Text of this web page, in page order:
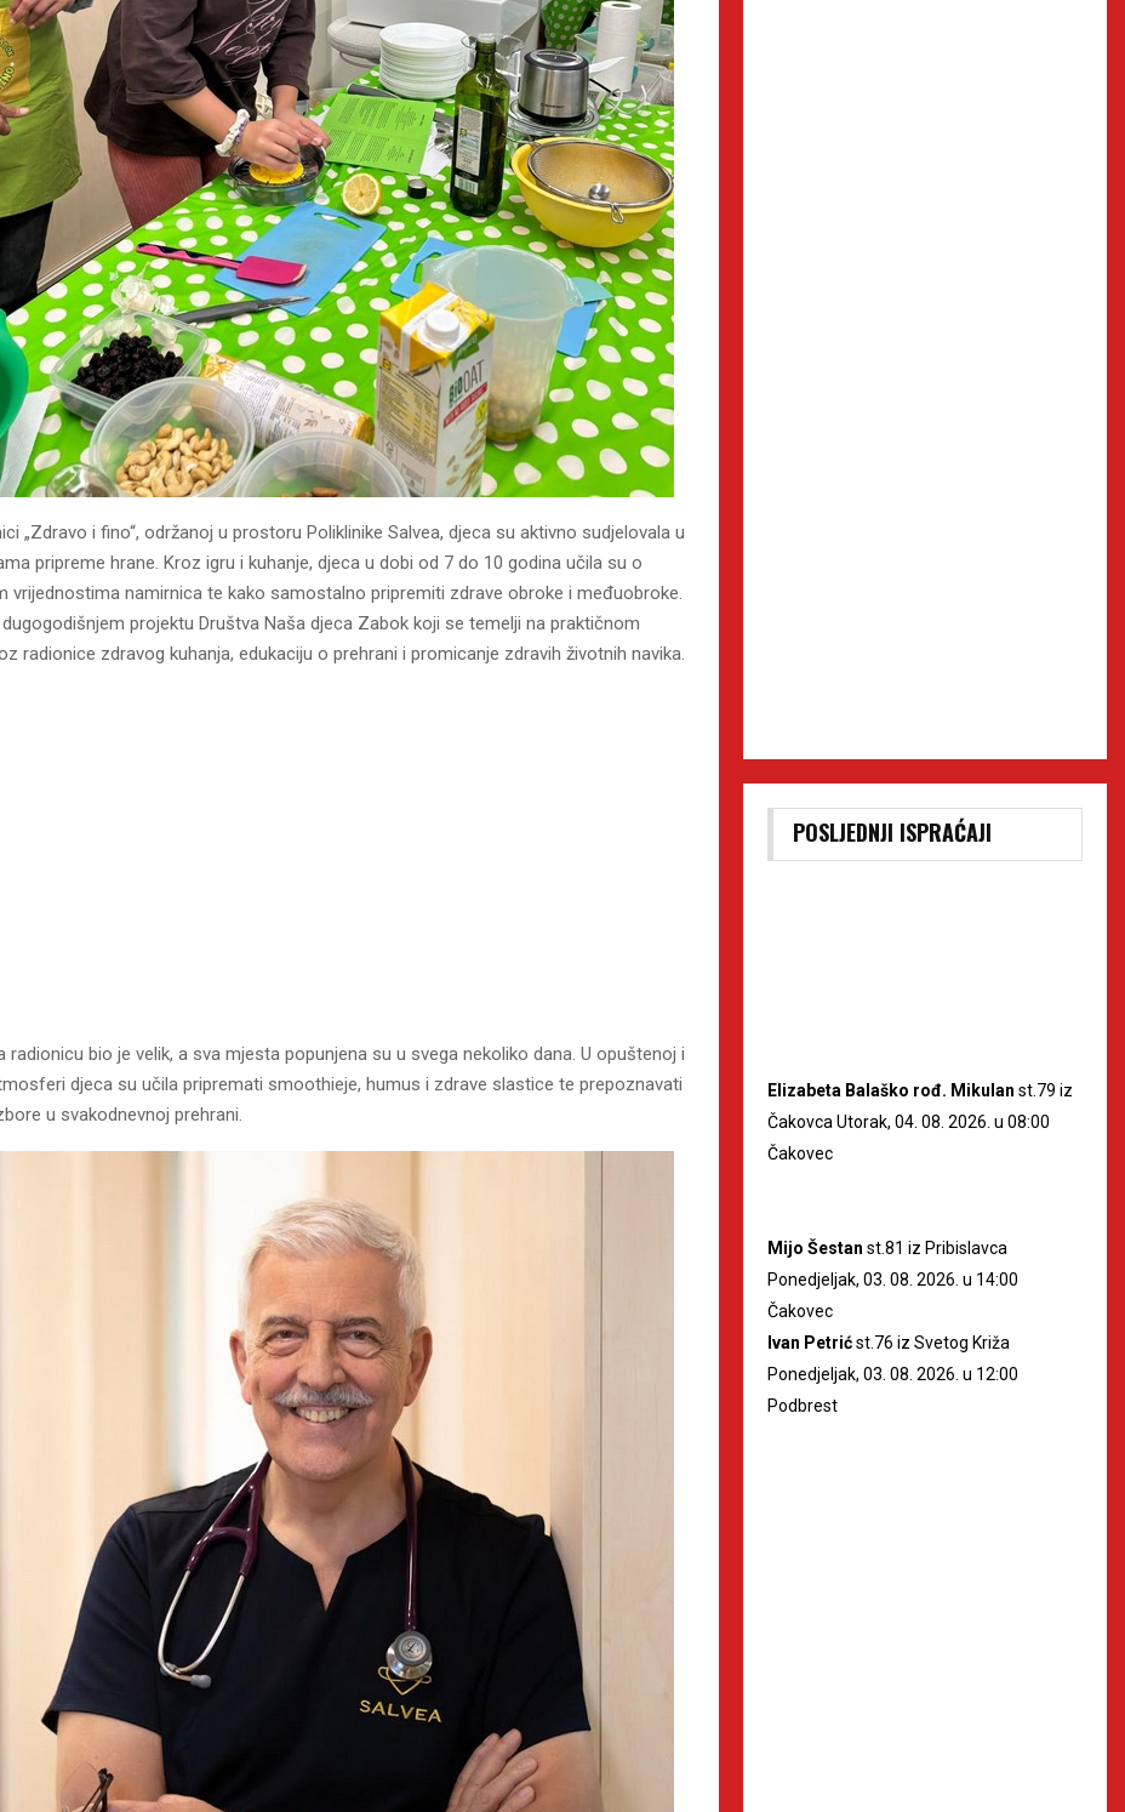
„Zdravo i fino“, održanoj u prostoru Poliklinike Salvea, djeca su aktivno sudjelovala u
pripreme hrane. Kroz igru i kuhanje, djeca u dobi od 7 do 10 godina učila su o
vrijednostima namirnica te kako samostalno pripremiti zdrave obroke i međuobroke.
projektu Društva Naša djeca Zabok koji se temelji na praktičnom
radionice zdravog kuhanja, edukaciju o prehrani i promicanje zdravih životnih navika.
radionicu bio je velik, a sva mjesta popunjena su u svega nekoliko dana. U opuštenoj i
djeca su učila pripremati smoothieje, humus i zdrave slastice te prepoznavati
u svakodnevnoj prehrani.
POSLJEDNJI ISPRAĆAJI
Elizabeta Balaško rođ. Mikulan st.79 iz
Čakovca Utorak, 04. 08. 2026. u 08:00
Čakovec
Mijo Šestan st.81 iz Pribislavca
Ponedjeljak, 03. 08. 2026. u 14:00
Čakovec
Ivan Petrićst.76 iz Svetog Križa
Ponedjeljak, 03. 08. 2026. u 12:00
Podbrest